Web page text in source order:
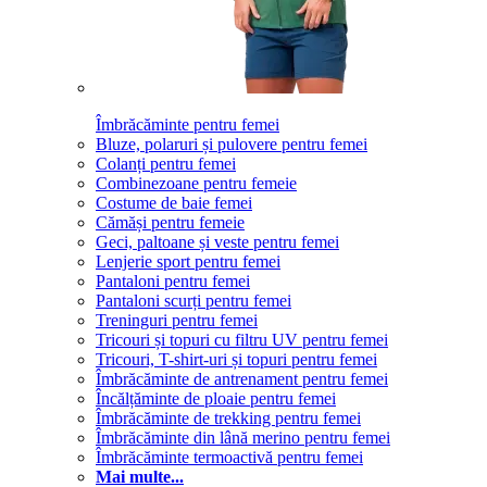
Îmbrăcăminte pentru femei
Bluze, polaruri și pulovere pentru femei
Colanți pentru femei
Combinezoane pentru femeie
Costume de baie femei
Cămăși pentru femeie
Geci, paltoane și veste pentru femei
Lenjerie sport pentru femei
Pantaloni pentru femei
Pantaloni scurți pentru femei
Treninguri pentru femei
Tricouri și topuri cu filtru UV pentru femei
Tricouri, T-shirt-uri și topuri pentru femei
Îmbrăcăminte de antrenament pentru femei
Încălțăminte de ploaie pentru femei
Îmbrăcăminte de trekking pentru femei
Îmbrăcăminte din lână merino pentru femei
Îmbrăcăminte termoactivă pentru femei
Mai multe...